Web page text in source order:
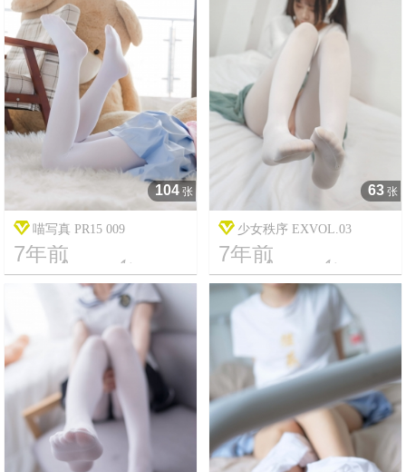
104 张
喵写真 PR15 009
7年前
19 1692
63 张
少女秩序 EXVOL.03
7年前
19 5374